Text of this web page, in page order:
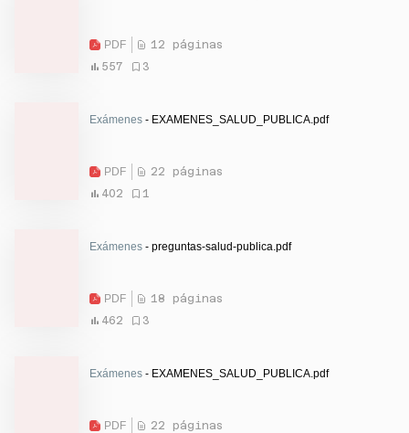
PDF
12 páginas
557
3
Exámenes - EXAMENES_SALUD_PUBLICA.pdf
PDF
22 páginas
402
1
Exámenes - preguntas-salud-publica.pdf
PDF
18 páginas
462
3
Exámenes - EXAMENES_SALUD_PUBLICA.pdf
PDF
22 páginas